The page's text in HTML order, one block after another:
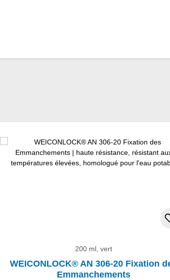
200 ml, vert
WEICONLOCK® AN 306-20 Fixation
Emmanchements